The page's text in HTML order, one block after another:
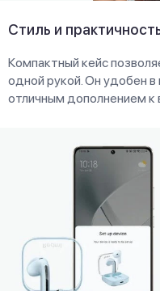
Стиль и
Компактный кейс
одной рукой. Он удобен в
отличным дополнением к